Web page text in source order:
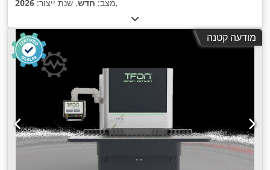
מצב: חדש, שנת ייצור: 2026 ,
מודעה קטנה